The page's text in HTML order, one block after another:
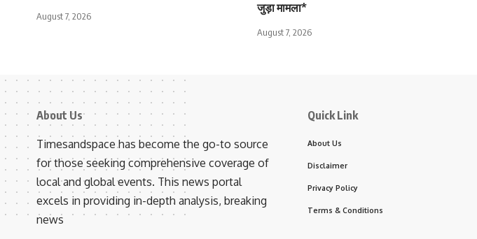
August 7, 2026
जुड़ा मामला*
August 7, 2026
About Us
Timesandspace has become the go-to source
for those seeking comprehensive coverage of
local and global events. This news portal
excels in providing in-depth analysis, breaking
news
Quick Link
About Us
Disclaimer
Privacy Policy
Terms & Conditions